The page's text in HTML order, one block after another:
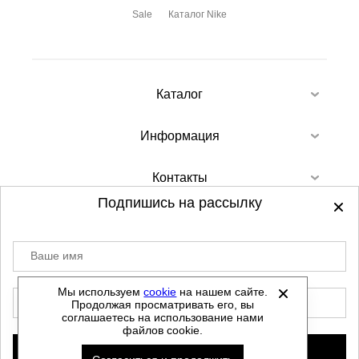
Sale Каталог Nike
Каталог
Информация
Контакты
©2012-2026 - Sellgroup.ru - все права
защищены.
Данный сайт не является интернет магазином и
не является публичной офертой.
Политика обработки персональных данных
Мы используемcookie на нашем сайте.
Продолжая просматривать его, вы
соглашаетесь на использование нами
файлов cookie.
Подпишись на рассылку
Ваше имя